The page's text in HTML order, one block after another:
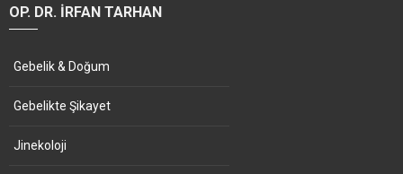
OP. DR. İRFAN TARHAN
Gebelik & Doğum
Gebelikte Şikayet
Jinekoloji